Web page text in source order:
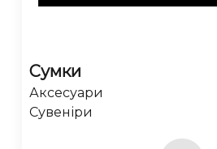
Сумки
Аксесуари
Сувеніри